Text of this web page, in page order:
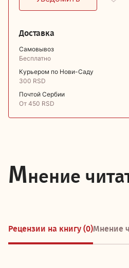
Доставка
Самовывоз
Бесплатно
Курьером по Нови-Саду
300 RSD
Почтой Сербии
От 450 RSD
Мнение
Рецензии на книгу (0)Мнение